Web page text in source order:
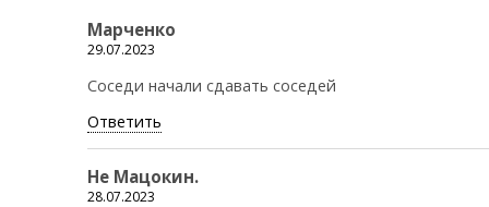
Марченко
29.07.2023
Соседи начали сдавать соседей
Ответить
Не Мацокин.
28.07.2023